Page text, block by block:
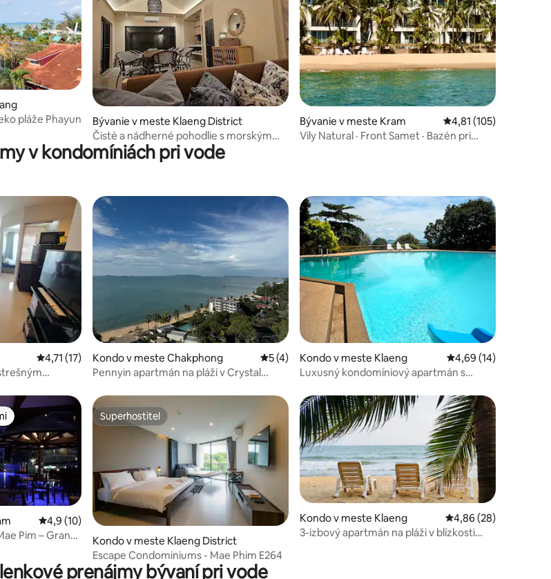
hodnotení: 6
pláže Phayun
Bývanie v meste Klaeng District
Čisté a nádherné pohodlie s morským
vánkom
Bývanie v meste Kram Priemerné
4,81 (105)
Vily Natural · Front Samet · Bazén pri
v kondomíniách pri vode
hodnotení: 7
Priemerné ohodnotenie 4,71 z 5, počet hodnotení: 17
4,71 (17)
Kondo v meste Chakphong Priemerné ohodnotenie 5 z 5, počet hodnotení: 4
5 (4)
Pennyin apartmán na pláži v Crystal
Kondo v meste Klaeng Priemerné
4,69 (14)
Luxusný kondomíniový apartmán s
Priemerné ohodnotenie 4,9 z 5, počet hodnotení: 10
4,9 (10)
Pim – Grand
Superhostiteľ
Superhostiteľ
Kondo v meste Klaeng District
Escape Condominiums - Mae Phim E264
Kondo v meste Klaeng Priemerné
4,86 (28)
3-izbový apartmán na pláži v blízkosti
prenájmy bývaní pri vode